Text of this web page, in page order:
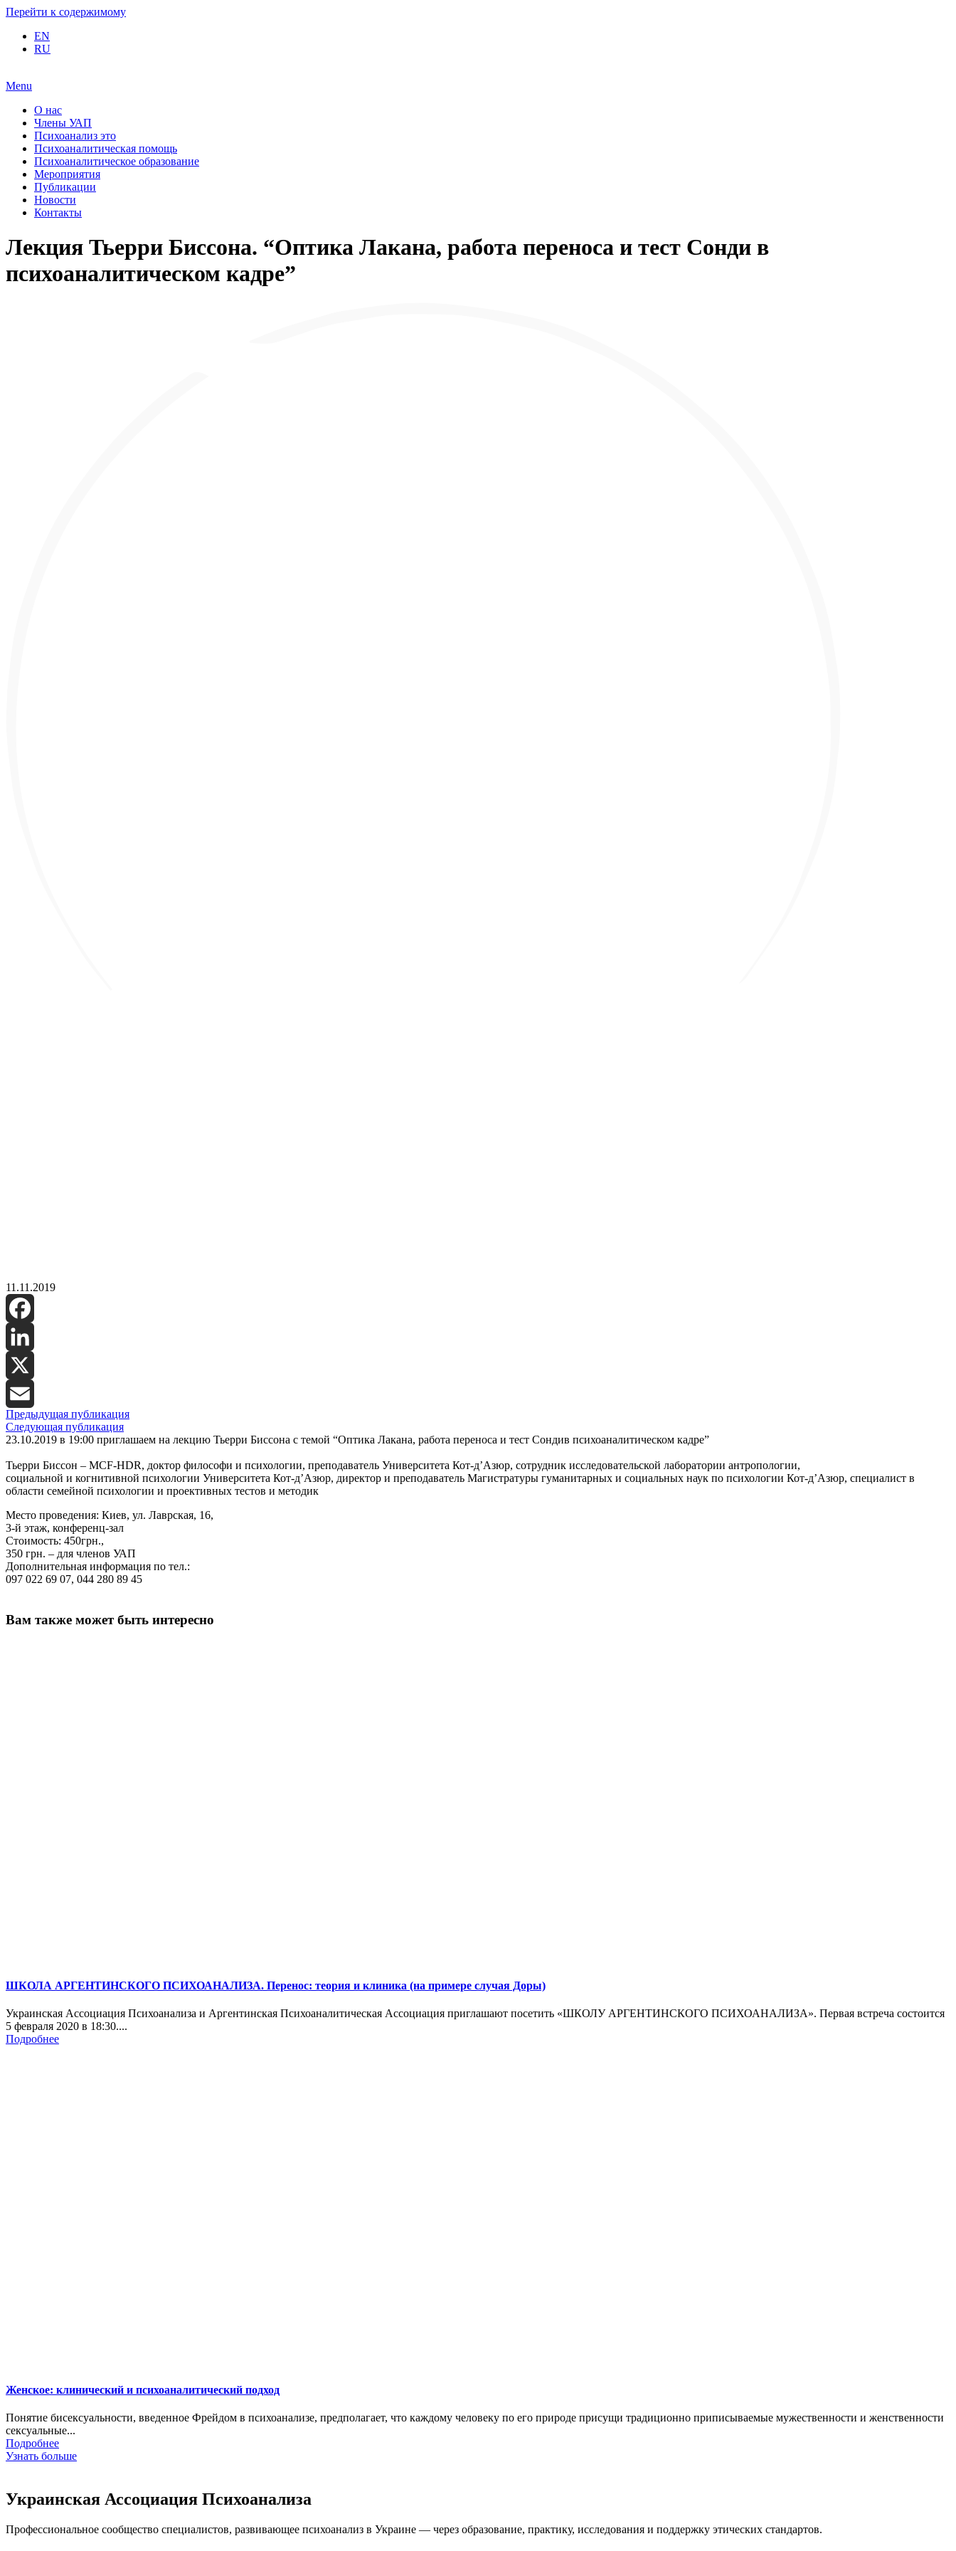
Перейти к содержимому
EN
RU
Menu
О нас
Члены УАП
Психоанализ это
Психоаналитическая помощь
Психоаналитическое образование
Мероприятия
Публикации
Новости
Контакты
Лекция Тьерри Биссона. “Оптика Лакана, работа переноса и тест Сонди в
психоаналитическом кадре”
11.11.2019
Facebook
LinkedIn
X
Email
Предыдущая публикация
Следующая публикация
23.10.2019 в 19:00 приглашаем на лекцию Тьерри Биссона с темой “Оптика Лакана, работа переноса и тест Сондив психоаналитическом кадре”
Тьерри Биссон – MCF-HDR, доктор философи и психологии, преподаватель Университета Кот-д’Азюр, сотрудник исследовательской лаборатории антропологии,
социальной и когнитивной психологии Университета Кот-д’Азюр, директор и преподаватель Магистратуры гуманитарных и социальных наук по психологии Кот-д’Азюр, специалист в
области семейной психологии и проективных тестов и методик
Место проведения: Киев, ул. Лаврская, 16,
3-й этаж, конференц-зал
Стоимость: 450грн.,
350 грн. – для членов УАП
Дополнительная информация по тел.:
097 022 69 07, 044 280 89 45
Вам также может быть интересно
ШКОЛА АРГЕНТИНСКОГО ПСИХОАНАЛИЗА. Перенос: теория и клиника (на примере случая Доры)
Украинская Ассоциация Психоанализа и Аргентинская Психоаналитическая Ассоциация приглашают посетить «ШКОЛУ АРГЕНТИНСКОГО ПСИХОАНАЛИЗА». Первая встреча состоится
5 февраля 2020 в 18:30....
Подробнее
Женское: клинический и психоаналитический подход
Понятие бисексуальности, введенное Фрейдом в психоанализе, предполагает, что каждому человеку по его природе присущи традиционно приписываемые мужественности и женственности
сексуальные...
Подробнее
Узнать больше
Украинская Ассоциация Психоанализа
Профессиональное сообщество специалистов, развивающее психоанализ в Украине — через образование, практику, исследования и поддержку этических стандартов.